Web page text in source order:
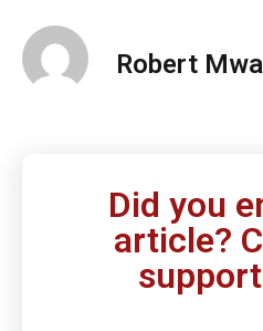
Robert
Did you
article?